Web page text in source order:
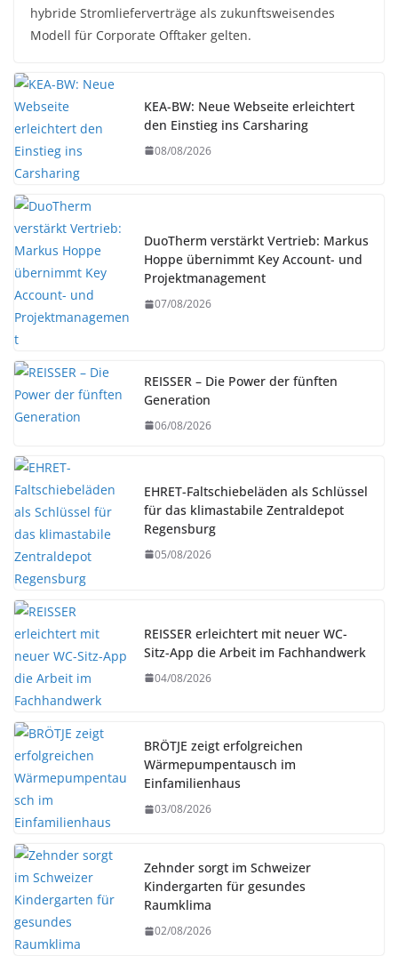
hybride Stromlieferverträge als zukunftsweisendes
Modell für Corporate Offtaker gelten.
KEA-BW: Neue Webseite erleichtert
den Einstieg ins Carsharing
08/08/2026
DuoTherm verstärkt Vertrieb: Markus
Hoppe übernimmt Key Account- und
Projektmanagement
07/08/2026
REISSER – Die Power der fünften
Generation
06/08/2026
EHRET-Faltschiebeläden als Schlüssel
für das klimastabile Zentraldepot
Regensburg
05/08/2026
REISSER erleichtert mit neuer WC-
Sitz-App die Arbeit im Fachhandwerk
04/08/2026
BRÖTJE zeigt erfolgreichen
Wärmepumpentausch im
Einfamilienhaus
03/08/2026
Zehnder sorgt im Schweizer
Kindergarten für gesundes
Raumklima
02/08/2026